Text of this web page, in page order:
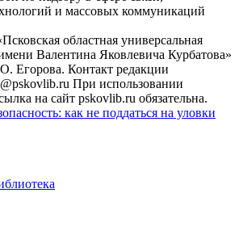
и массовых коммуникаций
областная универсальная
Валентина Яковлевича Курбатова»
Егорова. Контакт редакции
При использовании
на сайт pskovlib.ru обязательна.
как не поддаться на уловки